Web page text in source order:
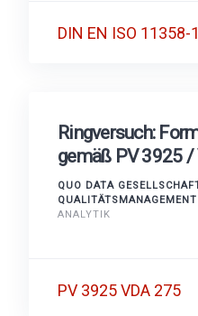
DIN EN ISO 11358-1
Ringversuch:
gemäß PV 3925 /
QUO DATA
ANALYTIK
PV 3925 VDA 275